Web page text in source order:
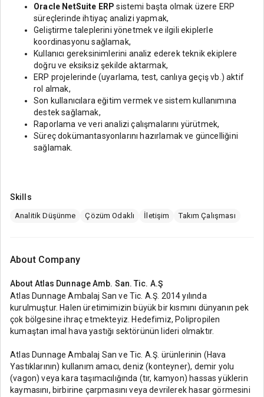
Oracle NetSuite ERPsistemi başta olmak üzere ERP
süreçlerinde ihtiyaç analizi yapmak,
Geliştirme taleplerini yönetmek ve ilgili ekiplerle
koordinasyonu sağlamak,
Kullanıcı gereksinimlerini analiz ederek teknik ekiplere
doğru ve eksiksiz şekilde aktarmak,
ERP projelerinde (uyarlama, test, canlıya geçiş vb.) aktif
rol almak,
Son kullanıcılara eğitim vermek ve sistem kullanımına
destek sağlamak,
Raporlama ve veri analizi çalışmalarını yürütmek,
Süreç dokümantasyonlarını hazırlamak ve güncelliğini
sağlamak.
Skills
Analitik Düşünme Çözüm Odaklı İletişim Takım Çalışması
About Company
About Atlas Dunnage Amb. San. Tic. A.Ş
Atlas Dunnage Ambalaj San ve Tic. A.Ş. 2014 yılında
kurulmuştur. Halen üretimimizin büyük bir kısmını dünyanın pek
çok bölgesine ihraç etmekteyiz. Hedefimiz, Polipropilen
kumaştan imal hava yastığı sektörünün lideri olmaktır.
Atlas Dunnage Ambalaj San ve Tic. A.Ş. ürünlerinin (Hava
Yastıklarının) kullanım amacı, deniz (konteyner), demir yolu
(vagon) veya kara taşımacılığında (tır, kamyon) hassas yüklerin
kaymasını, birbirine çarpmasını veya devrilerek hasar görmesini